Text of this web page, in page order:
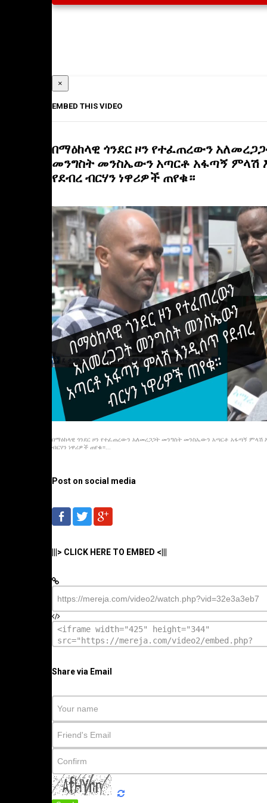
×
EMBED THIS VIDEO
በማዕከላዊ ጎንደር ዞን የተፈጠረውን
መንግስት መንስኤውን አጣርቶ አፋጣኝ ምላሽ
የደብረ ብርሃን ነዋሪዎች ጠየቁ።
በማዕከላዊ ጎንደር ዞን የተፈጠረውን አለመረጋጋት መንግስት መንስኤውን አጣርቶ አፋጣኝ ምላሽ
ብርሃን ነዋሪዎች ጠየቁ።...
Post on social media
|||> CLICK HERE TO EMBED <|||
Share via Email